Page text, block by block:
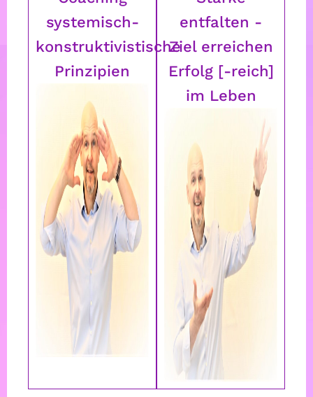
systemisch-
konstruktivistische
Prinzipien
entfalten -
Ziel erreichen
Erfolg [-reich]
im Leben